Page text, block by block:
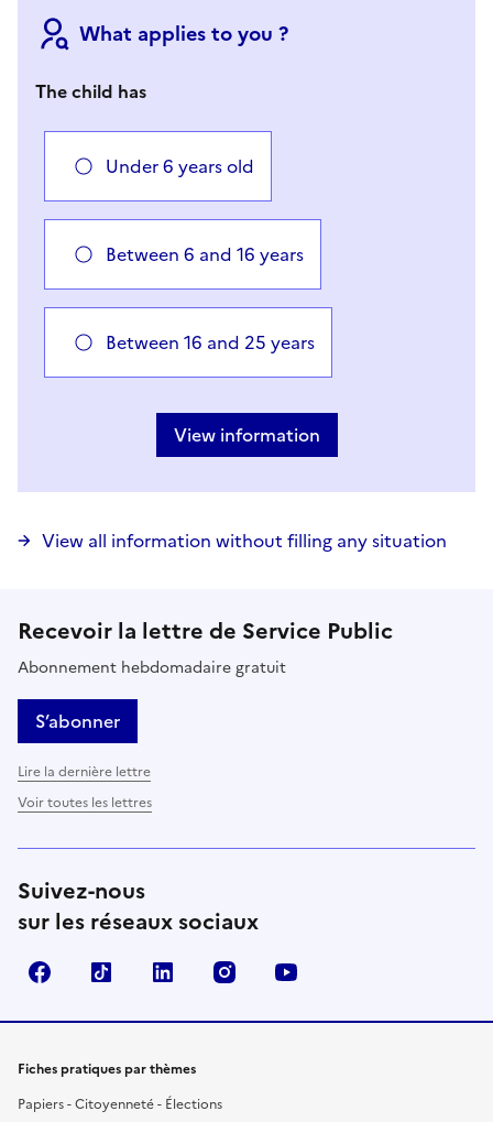
What applies to you ?
The child has
Under 6 years old
Between 6 and 16 years
Between 16 and 25 years
View information
View all information without filling any situation
Recevoir la lettre de Service Public
Abonnement hebdomadaire gratuit
S’abonner
Lire la dernière lettre
Voir toutes les lettres
Suivez-nous
sur les réseaux sociaux
FacebookTikTok LinkedIn Instagram
Fiches pratiques par thèmes
Papiers - Citoyenneté - Élections